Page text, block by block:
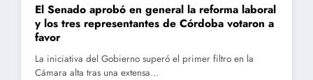
El Senado aprobó en general la reforma laboral
y los tres representantes de Córdoba votaron a
favor
La iniciativa del Gobierno superó el primer filtro en la
Cámara alta tras una extensa…